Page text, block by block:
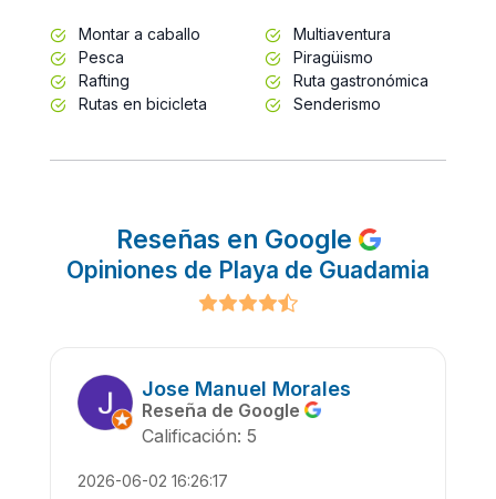
Montar a caballo
Multiaventura
Pesca
Piragüismo
Rafting
Ruta gastronómica
Rutas en bicicleta
Senderismo
Reseñas en Google
Opiniones de Playa de Guadamia
Jose Manuel Morales
Reseña de Google
Calificación: 5
2026-06-02 16:26:17